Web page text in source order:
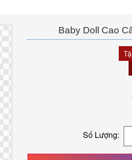
Baby Doll Cao
Số Lượng: